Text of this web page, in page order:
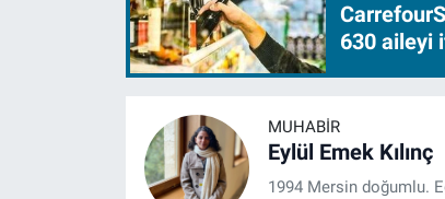
630 aileyi
MUHABIR
Eylül Emek Kılınç
1994 Mersin doğumlu.